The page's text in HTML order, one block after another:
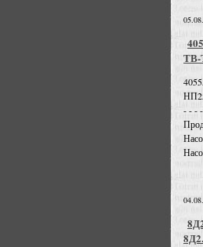
ТВ-
- - - -